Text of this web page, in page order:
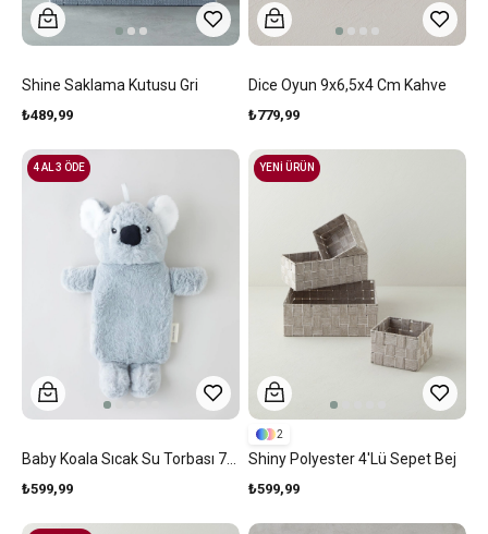
Shine Saklama Kutusu Gri
₺489,99
Dice Oyun 9x6,5x4 Cm Kahve
₺779,99
₺599,99
4 AL 3 ÖDE
Shiny Polyester 4'lü Sepet Bej
₺599,99
2
YENİ ÜRÜN